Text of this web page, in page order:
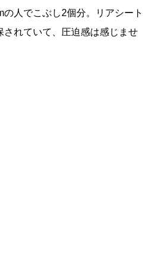
人でこぶし2個分。リアシート
されていて、圧迫感は感じませ